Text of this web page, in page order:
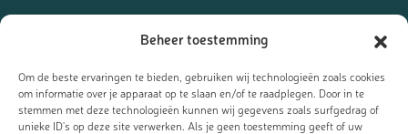
Beheer toestemming
Om de beste ervaringen te bieden, gebruiken wij technologieën zoals cookies
om informatie over je apparaat op te slaan en/of te raadplegen. Door in te
stemmen met deze technologieën kunnen wij gegevens zoals surfgedrag of
unieke ID's op deze site verwerken. Als je geen toestemming geeft of uw
123bedankt.nl is een onderdeel van